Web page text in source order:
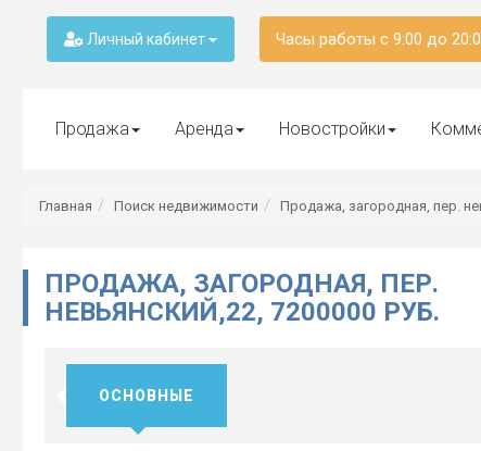
Личный кабинет Часы работы с 9:00 до
Продажа Аренда Новостройки
Главная Поиск недвижимости Продажа, загородная, пер.
ПРОДАЖА, ЗАГОРОДНАЯ, ПЕР.
НЕВЬЯНСКИЙ,22, 7200000 РУБ.
ОСНОВНЫЕ